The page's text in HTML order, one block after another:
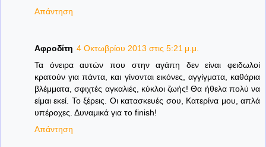
Απάντηση
Αφροδίτη 4 Οκτωβρίου 2013 στις 5:21 μ.μ.
Τα όνειρα αυτών που στην αγάπη δεν είναι φειδωλοί
κρατούν για πάντα, και γίνονται εικόνες, αγγίγματα, καθάρια
βλέμματα, σφιχτές αγκαλιές, κύκλοι ζωής! Θα ήθελα πολύ να
είμαι εκεί. Το ξέρεις. Οι κατασκευές σου, Κατερίνα μου, απλά
υπέροχες. Δυναμικά για το finish!
Απάντηση